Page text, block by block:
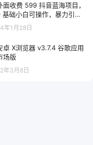
面收费 599 抖音蓝海项目，
基础小白可操作，暴力引流
涨粉项目，多号复制，月入 3
500
年1月28日
卓 X浏览器 v3.7.4 谷歌应用
场版
年3月8日